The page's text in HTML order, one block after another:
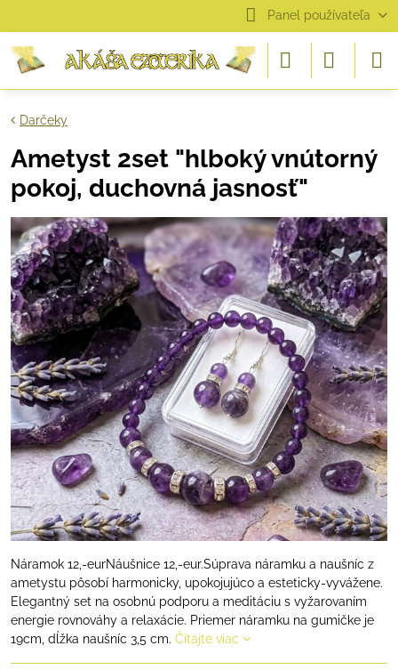
Panel používateľa
Darčeky
Ametyst 2set "hlboký vnútorný
pokoj, duchovná jasnosť"
Náramok 12,-eurNáušnice 12,-eur.Súprava náramku a naušníc z
ametystu pôsobí harmonicky, upokojujúco a esteticky-vyvážene.
Elegantný set na osobnú podporu a meditáciu s vyžarovaním
energie rovnováhy a relaxácie. Priemer náramku na gumičke je
19cm, dĺžka naušníc 3,5 cm. Čítajte viac